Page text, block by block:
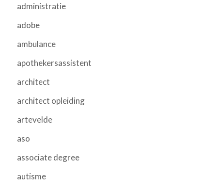
administratie
adobe
ambulance
apothekersassistent
architect
architect opleiding
artevelde
aso
associate degree
autisme